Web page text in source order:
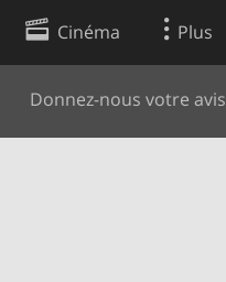
Cinéma Plus
Donnez-nous votre avis
Web